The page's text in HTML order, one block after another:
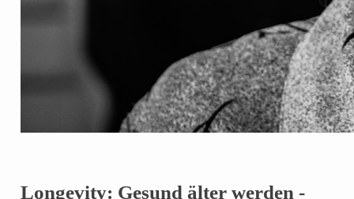
Longevity: Gesund älter werden -